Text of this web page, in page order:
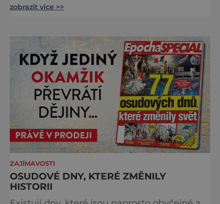
Šumavy. Přestože nestojí v centru hlavních
Můstek si dodnes uchovává syrový horský
charakter, klid a zvláštní atmosféru
šumavských hřebenů, kde se střídá hustý les
zobrazit více >>
ZAJÍMAVOSTI
OSUDOVÉ DNY, KTERÉ ZMĚNILY
HISTORII